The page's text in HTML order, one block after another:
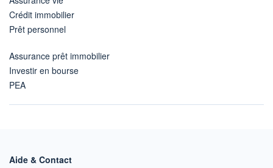
Crédit immobilier
Prêt personnel
Assurance prêt immobilier
Investir en bourse
PEA
Aide & Contact